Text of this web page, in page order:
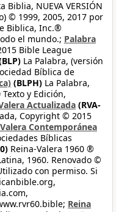
Biblia, NUEVA VERSIÓN
© 1999, 2005, 2017 por
Biblica, Inc.®
el mundo.; Palabra
Bible League
La Palabra, (versión
Bíblica de
(BLPH) La Palabra,
y Edición,
Actualizada (RVA-
Copyright © 2015
Contemporánea
Bíblicas
Reina-Valera 1960 ®
1960. Renovado ©
con permiso. Si
Reina